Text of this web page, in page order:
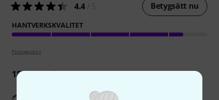
4.4 Betygsätt nu
HANTVERKSKVALITET
Poängpolicy
18Recensioner